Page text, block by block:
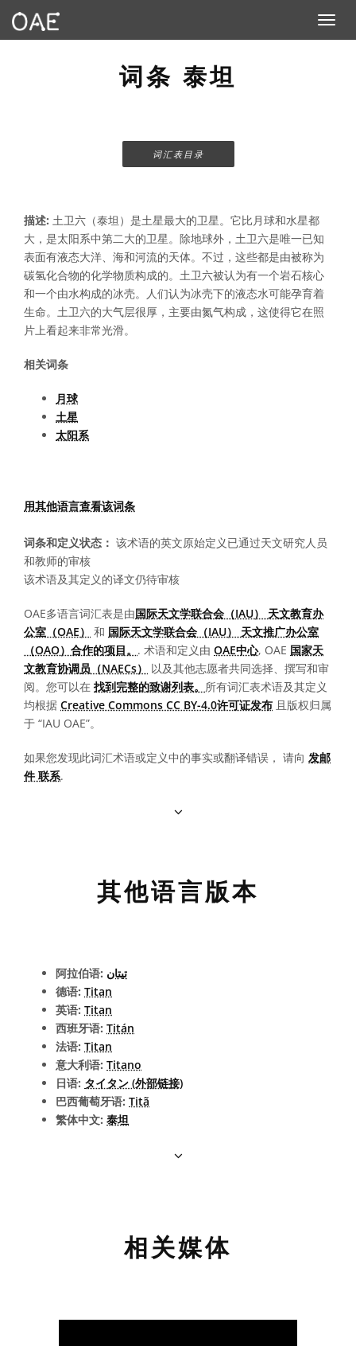
Toggle
词条 泰坦
词汇表目录
描述: 土卫六（泰坦）是土星最大的卫星。它比月球和水星都
大，是太阳系中第二大的卫星。除地球外，土卫六是唯一已知
表面有液态大洋、海和河流的天体。不过，这些都是由被称为
碳氢化合物的化学物质构成的。土卫六被认为有一个岩石核心
和一个由水构成的冰壳。人们认为冰壳下的液态水可能孕育着
生命。土卫六的大气层很厚，主要由氮气构成，这使得它在照
片上看起来非常光滑。
相关词条
月球
土星
太阳系
用其他语言查看该词条
词条和定义状态： 该术语的英文原始定义已通过天文研究人员
和教师的审核
该术语及其定义的译文仍待审核
OAE多语言词汇表是由国际天文学联合会（IAU） 天文教育办
公室（OAE）
和 国际天文学联合会（IAU） 天文推广办公室
（OAO）合作的项目。 . 术语和定义由 OAE中心, OAE 国家天
文教育协调员（NAECs）
以及其他志愿者共同选择、撰写和审
阅。您可以在 找到完整的致谢列表。 所有词汇表术语及其定义
均根据 Creative Commons CC BY-4.0许可证发布 且版权归属
于 “IAU OAE”。
如果您发现此词汇术语或定义中的事实或翻译错误， 请向 发邮
件 联系.
其他语言版本
阿拉伯语: تيتان
德语: Titan
英语: Titan
西班牙语: Titán
法语: Titan
意大利语: Titano
日语: タイタン (外部链接)
巴西葡萄牙语: Titã
繁体中文: 泰坦
相关媒体